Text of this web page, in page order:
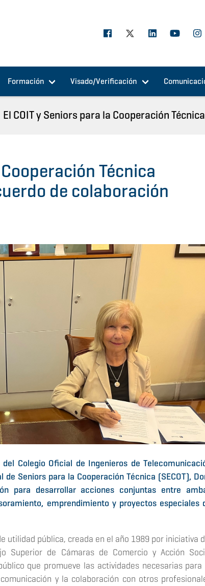
Formación Visado/Verificación
El COIT y Seniors para la Cooperación
Técnica
de colaboración
Colegio Oficial de Ingenieros de
Seniors para la Cooperación Técnica (SECOT),
para desarrollar acciones conjuntas entre
emprendimiento y proyectos especiales
utilidad pública, creada en el año 1989 por iniciativa
Superior de Cámaras de Comercio y Acción
que promueve las actividades necesarias para
y la colaboración con otros